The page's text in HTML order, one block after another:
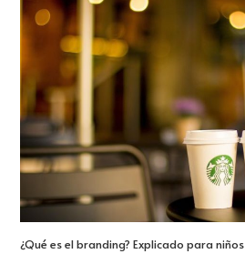
¿Qué es el branding? Explicado para niños